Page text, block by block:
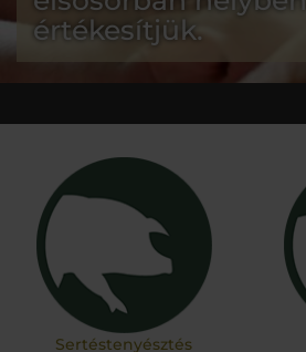
értékesítjük.
Sertéstenyésztés